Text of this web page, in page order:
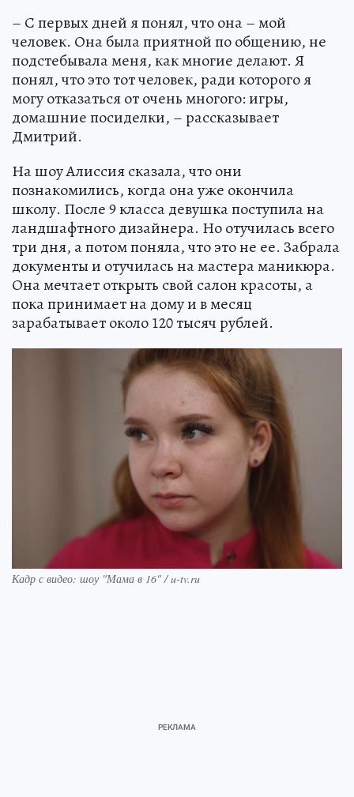
– С первых дней я понял, что она – мой
человек. Она была приятной по общению, не
подстебывала меня, как многие делают. Я
понял, что это тот человек, ради которого я
могу отказаться от очень многого: игры,
домашние посиделки, – рассказывает
Дмитрий.
На шоу Алиссия сказала, что они
познакомились, когда она уже окончила
школу. После 9 класса девушка поступила на
ландшафтного дизайнера. Но отучилась всего
три дня, а потом поняла, что это не ее. Забрала
документы и отучилась на мастера маникюра.
Она мечтает открыть свой салон красоты, а
пока принимает на дому и в месяц
зарабатывает около 120 тысяч рублей.
Кадр с видео: шоу "Мама в 16" / u-tv.ru